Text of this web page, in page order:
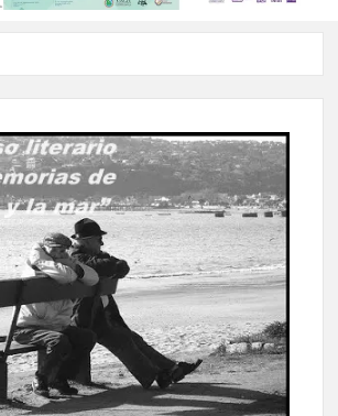
edición especial Coyame del Sotol
edición Carlos Montemayor #35
Teatro Bárbaro rinde homenaje a
Banda con Voces en el umbral
en “Convocatoria UACH-SPAUACH
textos académicos con sello editorial.